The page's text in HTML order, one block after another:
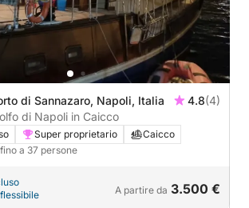
di Sannazaro, Napoli, Italia 4.8(4)
di Napoli in Caicco
Super proprietario
Caicco
a 37 persone
A partire da 3.500 €